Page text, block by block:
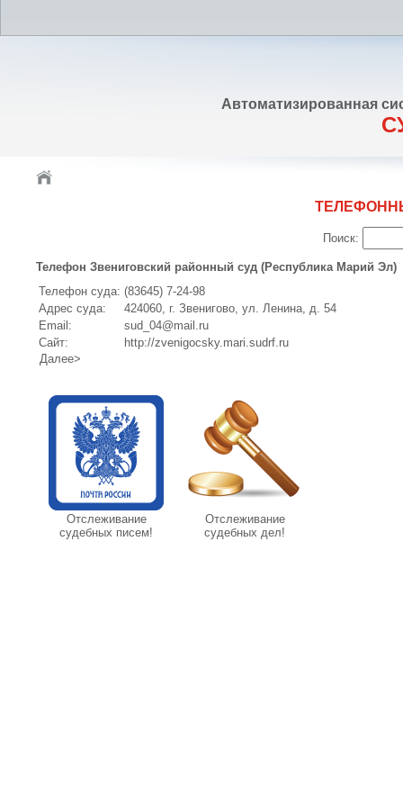
Автоматизированная
Поиск:
Телефон Звениговский районный суд (Республика Марий Эл)
Телефон суда: (83645) 7-24-98
Адрес суда:
424060, г. Звенигово, ул. Ленина, д. 54
Email:
sud_04@mail.ru
Сайт:
http://zvenigocsky.mari.sudrf.ru
Далее>
Отслеживание
судебных писем!
Отслеживание
судебных дел!